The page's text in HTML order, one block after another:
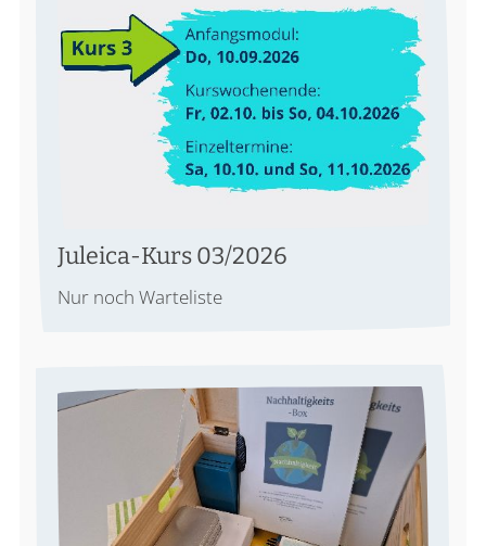
Juleica-Kurs 03/2026
Nur noch Warteliste